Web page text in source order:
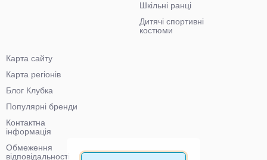
Шкільні ранці
Дитячі спортивні
костюми
Карта сайту
Карта регіонів
Блог Клубка
Популярні бренди
Контактна
інформація
Обмеження
відповідальності